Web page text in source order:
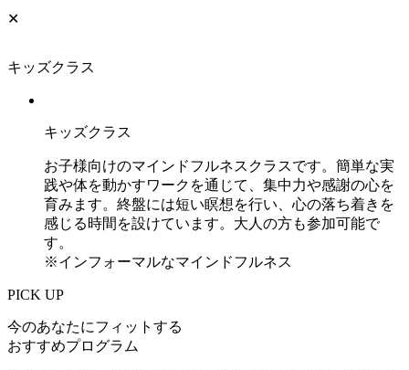
✕
キッズクラス
キッズクラス
お子様向けのマインドフルネスクラスです。簡単な実
践や体を動かすワークを通じて、集中力や感謝の心を
育みます。終盤には短い瞑想を行い、心の落ち着きを
感じる時間を設けています。大人の方も参加可能で
す。
※インフォーマルなマインドフルネス
PICK UP
今のあなたにフィットする
おすすめプログラム